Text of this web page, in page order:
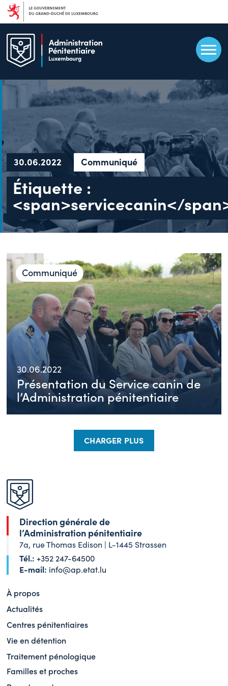
30.06.2022 Communiqué
Étiquette :
<span>servicecanin</
Communiqué
30.06.2022
Présentation du Service canin de
l’Administration pénitentiaire
CHARGER PLUS
Direction générale de
l’Administration pénitentiaire
7a, rue Thomas Edison | L-1445 Strassen
Tél.: +352 247-64500
E-mail: info@ap.etat.lu
À propos
Actualités
Centres pénitentiaires
Vie en détention
Traitement pénologique
Familles et proches